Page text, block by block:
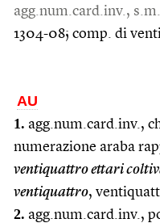
agg.num.card.inv.,
1304-08; comp. di
AU
1. agg.num.card.inv.,
numerazione araba
ventiquattro ettari
ventiquattro,
2. agg.num.card.inv.,